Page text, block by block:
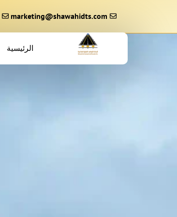
المحتوى
marketing@shawahidts.com
الرئيسية